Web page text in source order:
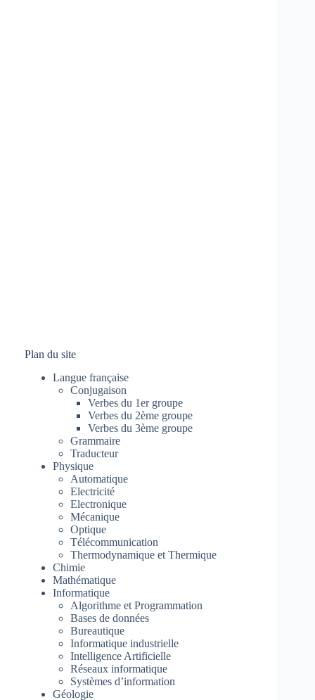
Plan du site
Langue française
Conjugaison
Verbes du 1er groupe
Verbes du 2ème groupe
Verbes du 3ème groupe
Grammaire
Traducteur
Physique
Automatique
Electricité
Electronique
Mécanique
Optique
Télécommunication
Thermodynamique et Thermique
Chimie
Mathématique
Informatique
Algorithme et Programmation
Bases de données
Bureautique
Informatique industrielle
Intelligence Artificielle
Réseaux informatique
Systèmes d’information
Géologie